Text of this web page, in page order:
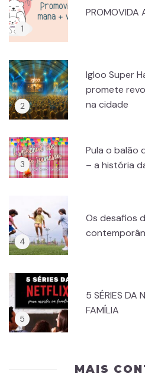
PROMOVIDA
Igloo Super
promete
na cidade
Pula o balão
– a história
Os desafios
5 SÉRIES DA
FAMÍLIA
MAIS